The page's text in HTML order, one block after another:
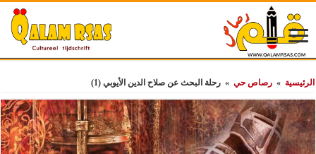
الرئيسية » رصاص حي » رحلة البحث عن صلاح الدين الأيوبي (1)